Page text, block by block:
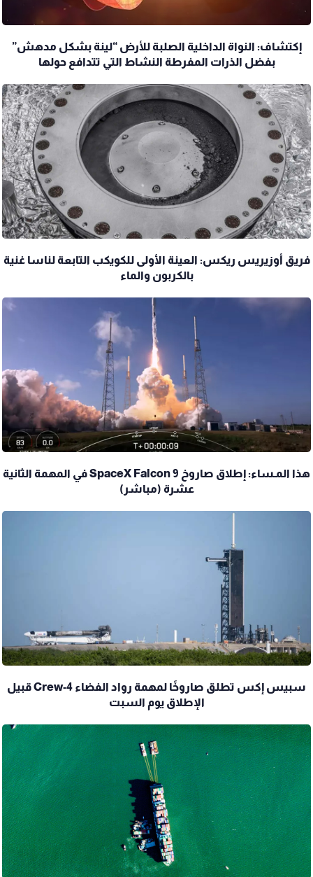
إكتشاف: النواة الداخلية الصلبة للأرض “لينة بشكل مدهش”
بفضل الذرات المفرطة النشاط التي تتدافع حولها
فريق أوزيريس ريكس: العينة الأولى للكويكب التابعة لناسا غنية
بالكربون والماء
هذا المـساء: إطلاق صاروخ SpaceX Falcon 9 في المهمة الثانية
عشرة (مباشر)
سبيس إكس تطلق صاروخًا لمهمة رواد الفضاء Crew-4 قبيل
الإطلاق يوم السبت